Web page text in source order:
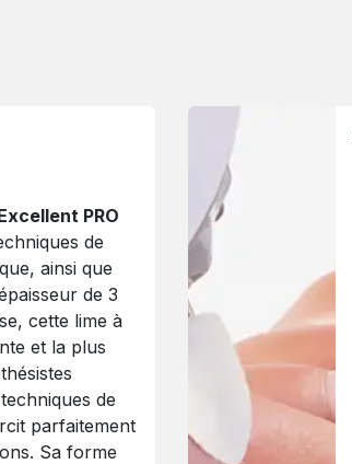
PRO
de
ainsi que
de 3
cette lime à
et la plus
de
parfaitement
Sa forme